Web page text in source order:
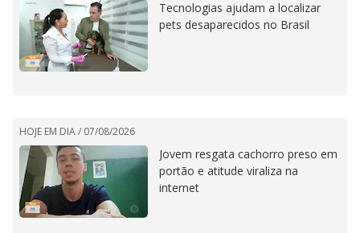
Tecnologias ajudam a localizar
pets desaparecidos no Brasil
HOJE EM DIA / 07/08/2026
Jovem resgata cachorro preso em
portão e atitude viraliza na
internet